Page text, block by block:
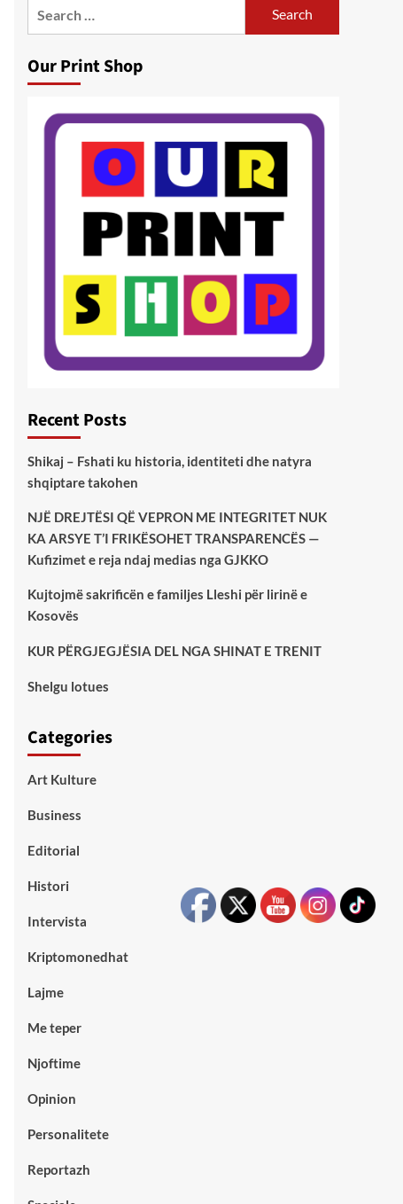
Our Print Shop
Recent Posts
Shikaj – Fshati ku historia, identiteti dhe natyra
shqiptare takohen
NJË DREJTËSI QË VEPRON ME INTEGRITET NUK
KA ARSYE T’I FRIKËSOHET TRANSPARENCËS —
Kufizimet e reja ndaj medias nga GJKKO
Kujtojmë sakrificën e familjes Lleshi për lirinë e
Kosovës
KUR PËRGJEGJËSIA DEL NGA SHINAT E TRENIT
Shelgu lotues
Categories
Art Kulture
Business
Editorial
Histori
Intervista
Kriptomonedhat
Lajme
Me teper
Njoftime
Opinion
Personalitete
Reportazh